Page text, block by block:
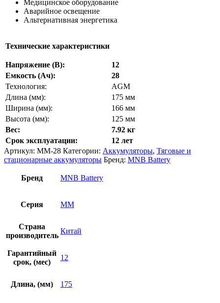
Медицинское оборудование
Аварийное освещение
Альтернативная энергетика
Технические характеристики
Напряжение (В):
12
Емкость (Ач):
28
Технология:
AGM
Длина (мм):
175 мм
Ширина (мм):
166 мм
Высота (мм):
125 мм
Вес:
7.92 кг
Срок эксплуатации:
12 лет
Артикул: ММ-28 Категории: Аккумуляторы, Тяговые и
стационарные аккумуляторы Бренд: MNB Battery
Бренд MNB Battery
Серия MM
Страна
производитель
Китай
Гарантийный
срок, (мес)
12
Длина, (мм) 175